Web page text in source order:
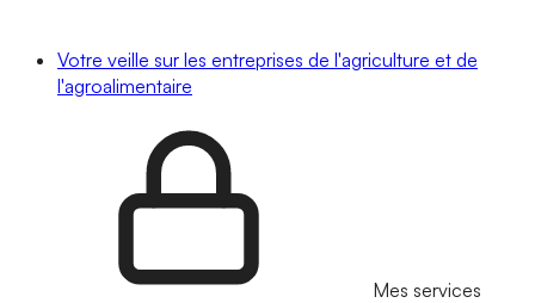
Votre veille sur les entreprises de l'agriculture et de
l'agroalimentaire
Mes services